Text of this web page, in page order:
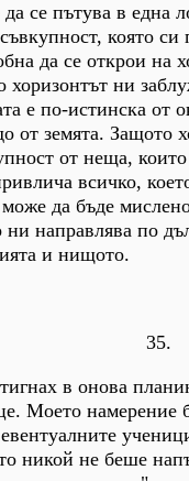
се пътува в една
която си
да се открои на
хоризонтът ни
е по-истинска от
от земята. Защото
от неща,
всичко,
да бъде
ни направлява по
и нищото.
35.
в онова
Моето намерение
никой не беше